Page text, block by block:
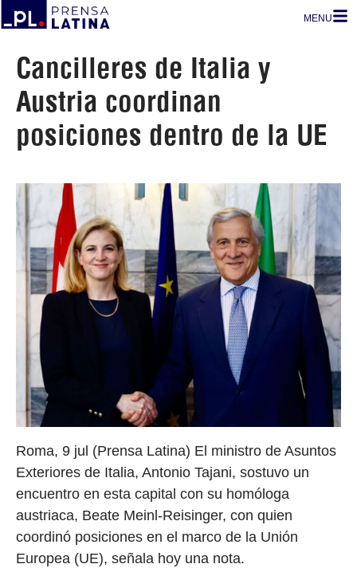
MENU
Cancilleres de Italia y
Austria coordinan
posiciones dentro de la UE
Roma, 9 jul (Prensa Latina) El ministro de Asuntos
Exteriores de Italia, Antonio Tajani, sostuvo un
encuentro en esta capital con su homóloga
austriaca, Beate Meinl-Reisinger, con quien
coordinó posiciones en el marco de la Unión
Europea (UE), señala hoy una nota.